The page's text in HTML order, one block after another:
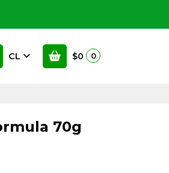
CL $0 0
70g